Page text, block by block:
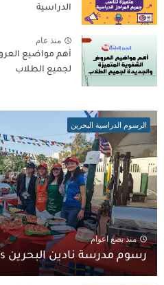
الدراسية
منذ عام
أهم مواضيع
لجميع الطلاب
الرسوم الدراسية البحرين
منذ بضع اعوام
رسوم مدرسة نادين البحرين Nadeen school fees